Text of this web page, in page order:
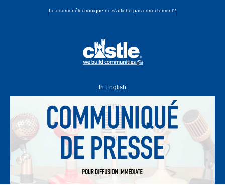
Le courrier électronique ne s'affiche pas correctement?
In English